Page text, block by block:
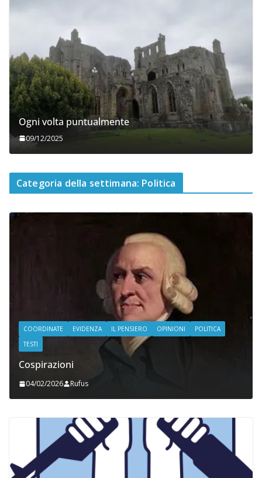
Ogni volta puntualmente
09/12/2025
Categoria della settimana: Politica
COORDINATE EVIDENZA IL PENSIERO OPINIONI
POLITICA
TESTI
Cospirazioni
04/02/2026 Rufus